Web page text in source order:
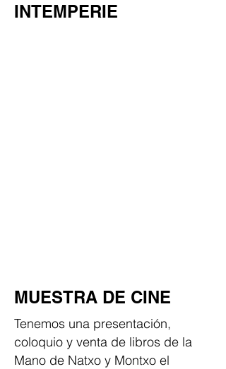
INTEMPERIE
MUESTRA DE CINE
Tenemos una presentación,
coloquio y venta de libros de la
Mano de Natxo y Montxo el